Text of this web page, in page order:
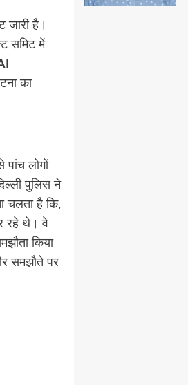
जारी है।
समिट में
का
पांच लोगों
पुलिस ने
चलता है कि,
रहे थे। वे
किया
समझौते पर